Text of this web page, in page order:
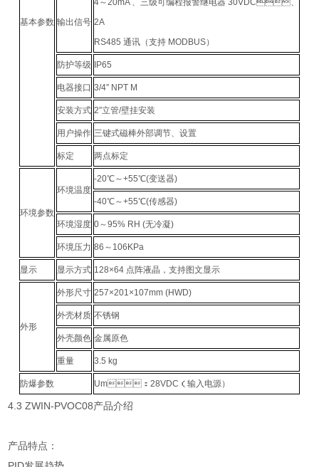
基本参数 输出信号
4～20mA 、三级可编程报警继电器 30VDC、
2A
RS485 通讯（支持 MODBUS）
防护等级 IP65
电器接口 3/4″ NPT M
安装方式 2″立管/壁挂安装
用户操作 三键式磁棒外部调节、设置
标定 两点标定
环境参数
环境温度
-20℃～+55℃(变送器)
-40℃～+55℃(传感器)
环境湿度 0～95% RH (无冷凝)
环境压力 86～106KPa
显示 显示方式 128×64 点阵液晶，支持图文显示
外形
外形尺寸 257×201×107mm (HWD)
外壳材质 不锈钢
外壳颜色 金属原色
重量 3.5 kg
防爆参数 Um：28VDC（输入电源）
4.3 ZWIN-PVOC08产品介绍
产品特点：